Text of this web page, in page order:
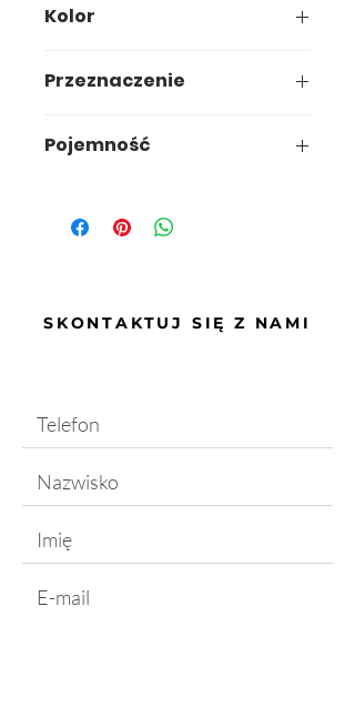
Kolor
Przeznaczenie
Pojemność
SKONTAKTUJ SIĘ Z NAMI